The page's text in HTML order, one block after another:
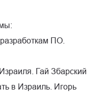
ПО.
Гай Збарский
в Израиль. Игорь